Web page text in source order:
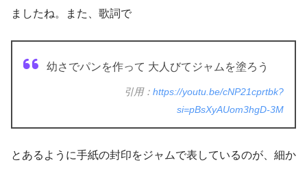
ましたね。また、歌詞で
幼さでパンを作って 大人びてジャムを塗ろう
引用： https://youtu.be/cNP21cprtbk?
si=pBsXyAUom3hgD-3M
とあるように手紙の封印をジャムで表しているのが、細か